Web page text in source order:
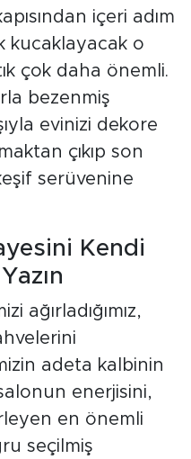
içeri adım
kucaklayacak o
çok daha önemli.
bezenmiş
evinizi dekore
çıkıp son
serüvenine
Kendi
ağırladığımız,
adeta kalbinin
enerjisini,
en önemli
seçilmiş